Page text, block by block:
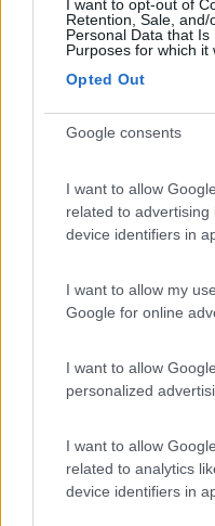
I want to opt-out of
Retention, Sale,
Personal Data that
Purposes for which it
Opted Out
Google consents
I want to allow
related to
device identifiers in
I want to allow my
Google for online
I want to allow
personalized
I want to allow
related to analytics
device identifiers in
Video Anteprime e Novità